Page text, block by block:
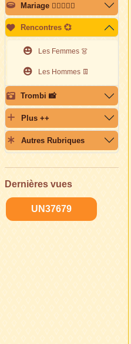
Mariage 👩🏽‍❤️‍👨🏽
Rencontres 💞
Les Femmes 👗
Les Hommes 👖
Trombi 📸
Plus ++
Autres Rubriques
Dernières vues
UN37679